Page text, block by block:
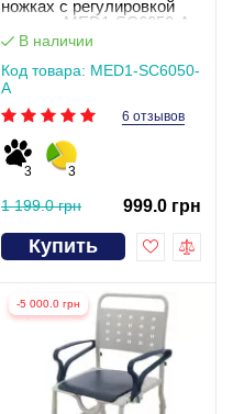
ножках c регулировкой
высоты MED1-SC6050-A
В наличии
Код товара: MED1-SC6050-
A
6 отзывов
3 3
1 199.0 грн 999.0 грн
Купить
-5 000.0 грн